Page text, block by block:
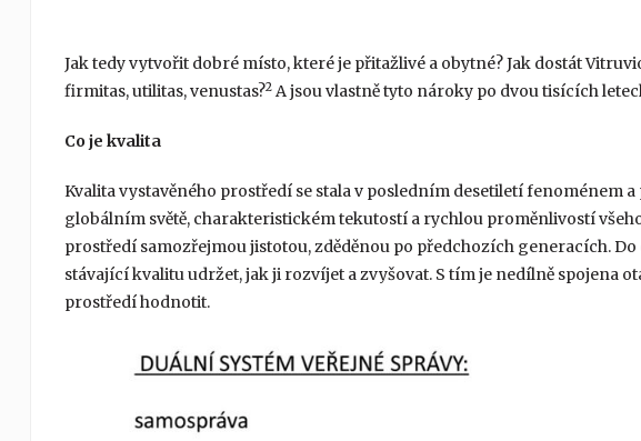
Jak tedy vytvořit dobré místo, které je přitažlivé a obytné? Jak dostát
firmitas, utilitas, venustas?2A jsou vlastně tyto nároky po dvou tisících
Co je kvalita
Kvalita vystavěného prostředí se stala v posledním desetiletí fenoménem
globálním světě, charakteristickém tekutostí a rychlou proměnlivostí
prostředí samozřejmou jistotou, zděděnou po předchozích generacích.
stávající kvalitu udržet, jak ji rozvíjet a zvyšovat. S tím je nedílně spojena
prostředí hodnotit.